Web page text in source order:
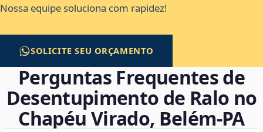
Nossa equipe soluciona com rapidez!
SOLICITE SEU ORÇAMENTO
Perguntas Frequentes de
Desentupimento de Ralo no
Chapéu Virado, Belém‑PA